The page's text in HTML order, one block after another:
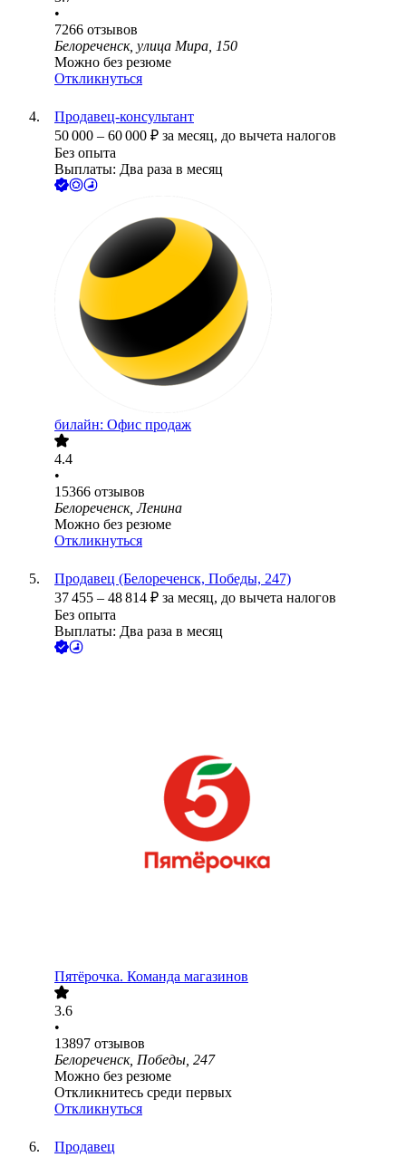
•
7266 отзывов
Белореченск, улица Мира, 150
Можно без резюме
Откликнуться
Продавец-консультант
50 000 – 60 000 ₽ за месяц, до вычета налогов
Без опыта
Выплаты: Два раза в месяц
билайн: Офис продаж
4.4
•
15366 отзывов
Белореченск, Ленина
Можно без резюме
Откликнуться
Продавец (Белореченск, Победы, 247)
37 455 – 48 814 ₽ за месяц, до вычета налогов
Без опыта
Выплаты: Два раза в месяц
Пятёрочка. Команда магазинов
3.6
•
13897 отзывов
Белореченск, Победы, 247
Можно без резюме
Откликнитесь среди первых
Откликнуться
Продавец